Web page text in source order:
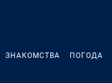
ЗНАКОМСТВА ПОГОДА